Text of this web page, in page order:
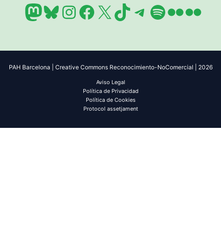
Mastodon
Bluesky
Instagram
Facebook
X TikTok
Telegram
Spotify
Flickr
PAH Barcelona | Creative Commons Reconocimiento-NoComercial | 2026
Aviso Legal
Política de Privacidad
Política de Cookies
Protocol assetjament